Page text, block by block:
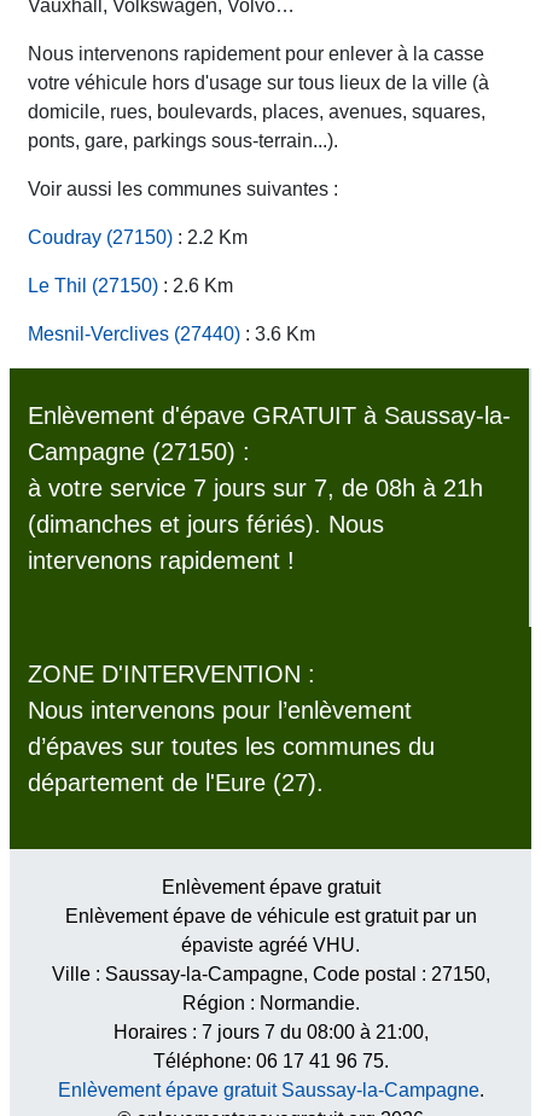
Vauxhall, Volkswagen, Volvo…
Nous intervenons rapidement pour enlever à la casse
votre véhicule hors d'usage sur tous lieux de la ville (à
domicile, rues, boulevards, places, avenues, squares,
ponts, gare, parkings sous-terrain...).
Voir aussi les communes suivantes :
Coudray (27150) : 2.2 Km
Le Thil (27150) : 2.6 Km
Mesnil-Verclives (27440) : 3.6 Km
Enlèvement d'épave GRATUIT à Saussay-la-
Campagne (27150) :
à votre service 7 jours sur 7, de 08h à 21h
(dimanches et jours fériés). Nous
intervenons rapidement !
ZONE D'INTERVENTION :
Nous intervenons pour l’enlèvement
d’épaves sur toutes les communes du
département de l'Eure (27).
Enlèvement épave gratuit
Enlèvement épave de véhicule est gratuit par un
épaviste agréé VHU.
Ville : Saussay-la-Campagne, Code postal : 27150,
Région : Normandie.
Horaires : 7 jours 7 du 08:00 à 21:00,
Téléphone: 06 17 41 96 75.
Enlèvement épave gratuit Saussay-la-Campagne.